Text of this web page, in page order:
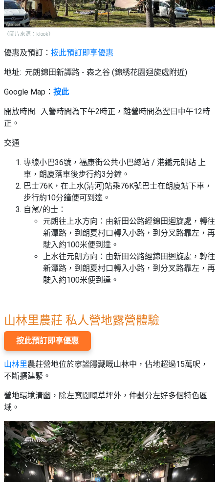
（圖片來源：klook）
優惠及預訂： 按此預訂即享優惠
地址: 元朗錦田新譚路 - 森之谷 (錦綉花園迴旋處附近)
Google Map： 按此
開放時間: 入營時間為下午2時正，離營時間為翌日中午12時
正。
交通
專線小巴36號，福康街公共小巴總站 / 港鐵元朗站 上
車，朗廈落車後步行約3分鐘。
巴士76K，在上水(清河)站乘76K號巴士在朗廈站下車，
步行約10分鐘便可到達。
自駕/的士：
元朗往上水方向：由新田公路經錦田迴旋處，轉往
新潭路，到朗夏村口轉入小路，到分叉路靠左，再
駛入約100米便到達。
上水往元朗方向：由新田公路經錦田迴旋處，轉往
新潭路，到朗夏村口轉入小路，到分叉路靠左，再
駛入約100米便到達。
山林里農莊 私人營地露營體驗
按此預訂即享優惠
山林里農莊營地位於寧謐隱藏嘅山林中，佔地超過15萬呎，
不斷擴建緊。
營地環境清幽，除左寬闊嘅草坪外，仲劃分左好多個特色區
域。